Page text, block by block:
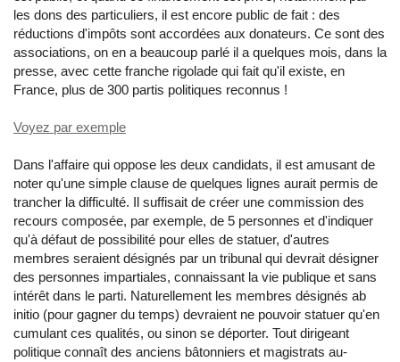
les dons des particuliers, il est encore public de fait : des
réductions d'impôts sont accordées aux donateurs. Ce sont des
associations, on en a beaucoup parlé il a quelques mois, dans la
presse, avec cette franche rigolade qui fait qu'il existe, en
France, plus de 300 partis politiques reconnus !
Voyez par exemple
Dans l'affaire qui oppose les deux candidats, il est amusant de
noter qu'une simple clause de quelques lignes aurait permis de
trancher la difficulté. Il suffisait de créer une commission des
recours composée, par exemple, de 5 personnes et d'indiquer
qu'à défaut de possibilité pour elles de statuer, d'autres
membres seraient désignés par un tribunal qui devrait désigner
des personnes impartiales, connaissant la vie publique et sans
intérêt dans le parti. Naturellement les membres désignés ab
initio (pour gagner du temps) devraient ne pouvoir statuer qu'en
cumulant ces qualités, ou sinon se déporter. Tout dirigeant
politique connaît des anciens bâtonniers et magistrats au-